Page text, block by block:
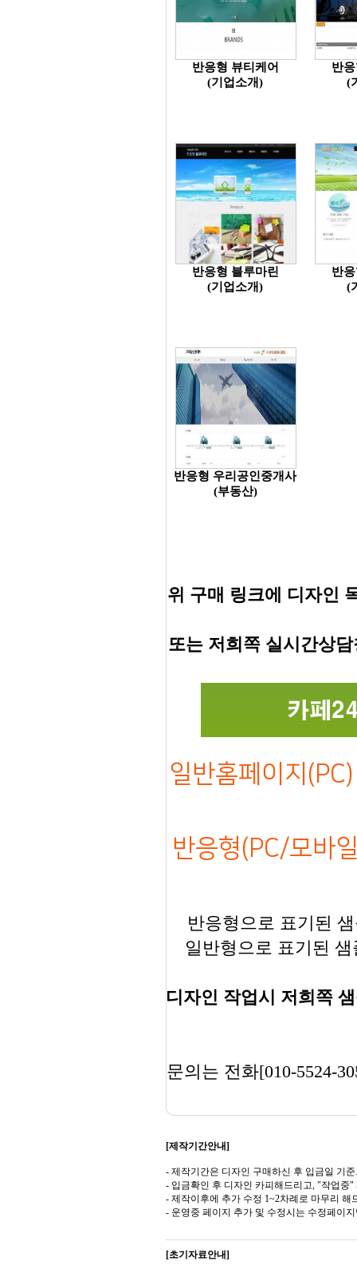
반응형 뷰티케어
(기업소개)
반
(
반응형 블루마린
(기업소개)
반
(
반응형 우리공인중개사
(부동산)
위 구매 링크에 디자인
또는 저희쪽 실시간상
일반홈페이지
반응형(PC/모바
반응형으로 표기된
일반형으로 표기된
디자인 작업시 저희쪽
문의는 전화[010-5524-
[제작기간안내]
- 제작기간은 디자인 구매하신 후 입금일 기
- 입금확인 후 디자인 카피해드리고, "작업중
- 제작이후에 추가 수정 1~2차례로 마무리 해
- 운영중 페이지 추가 및 수정시는 수정페이
[초기자료안내]